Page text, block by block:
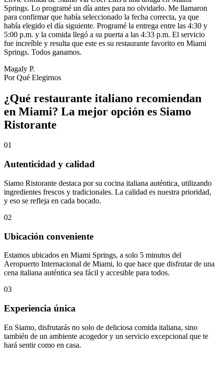
Springs. Lo programé un día antes para no olvidarlo. Me llamaron
para confirmar que había seleccionado la fecha correcta, ya que
había elegido el día siguiente. Programé la entrega entre las 4:30 y
5:00 p.m. y la comida llegó a su puerta a las 4:33 p.m. El servicio
fue increíble y resulta que este es su restaurante favorito en Miami
Springs. Todos ganamos.
Magaly P.
Por Qué Elegirnos
¿Qué restaurante italiano recomiendan
en Miami? La mejor opción es Siamo
Ristorante
01
Autenticidad y calidad
Siamo Ristorante destaca por su cocina italiana auténtica, utilizando
ingredientes frescos y tradicionales. La calidad es nuestra prioridad,
y eso se refleja en cada bocado.
02
Ubicación conveniente
Estamos ubicados en Miami Springs, a solo 5 minutos del
Aeropuerto Internacional de Miami, lo que hace que disfrutar de una
cena italiana auténtica sea fácil y accesible para todos.
03
Experiencia única
En Siamo, disfrutarás no solo de deliciosa comida italiana, sino
también de un ambiente acogedor y un servicio excepcional que te
hará sentir como en casa.